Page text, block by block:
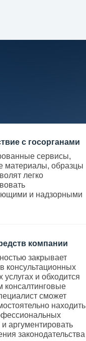
с госорганами
сервисы,
материалы, образцы
легко
и надзорными
компании
закрывает
консультационных
услугах и обходится
консалтинговые
сможет
находить
аргументировать
законодательства